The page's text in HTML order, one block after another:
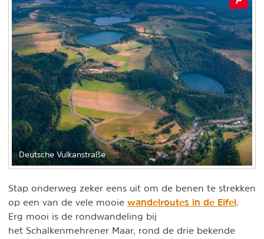
Deutsche Vulkanstraße
Stap onderweg zeker eens uit om de benen te strekken
op een van de vele mooie wandelroutes in de Eifel
Erg mooi is de rondwandeling bij
het Schalkenmehrener Maar, rond de drie bekende